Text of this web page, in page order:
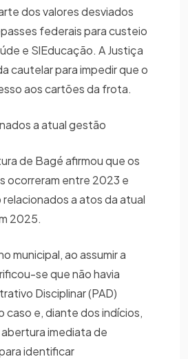
dos valores desviados
federais para custeio
e SlEducação. A Justiça
cautelar para impedir que o
aos cartões da frota.
a atual gestão
de Bagé afirmou que os
ocorreram entre 2023 e
a atos da atual
2025.
municipal, ao assumir a
se que não havia
Disciplinar (PAD)
caso e, diante dos indícios,
imediata de
identificar